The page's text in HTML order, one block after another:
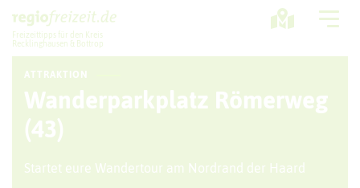
Freizeittipps für den Kreis
Recklinghausen & Bottrop
Aktuelles
ATTRAKTION
Wanderparkplatz Römerweg
(43)
Startet eure Wandertour am Nordrand der Haard